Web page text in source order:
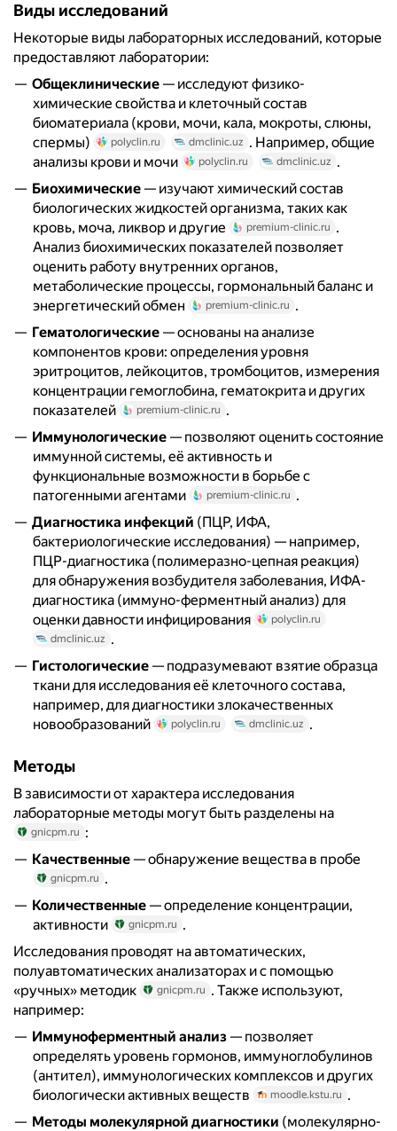
Виды исследований
Некоторые виды лабораторных исследований, которые
предоставляют лаборатории:
Общеклинические — исследуют физико-
химические свойства и клеточный состав
биоматериала (крови, мочи, кала, мокроты, слюны,
спермы)
polyclin.ru dmclinic.uz . Например, общие
анализы крови и мочи
polyclin.ru dmclinic.uz .
Биохимические — изучают химический состав
биологических жидкостей организма, таких как
кровь, моча, ликвор и другие
premium-clinic.ru .
Анализ биохимических показателей позволяет
оценить работу внутренних органов,
метаболические процессы, гормональный баланс и
энергетический обмен
premium-clinic.ru .
Гематологические — основаны на анализе
компонентов крови: определения уровня
эритроцитов, лейкоцитов, тромбоцитов, измерения
концентрации гемоглобина, гематокрита и других
показателей
premium-clinic.ru .
Иммунологические — позволяют оценить состояние
иммунной системы, её активность и
функциональные возможности в борьбе с
патогенными агентами
premium-clinic.ru .
Диагностика инфекций (ПЦР, ИФА,
бактериологические исследования) — например,
ПЦР-диагностика (полимеразно-цепная реакция)
для обнаружения возбудителя заболевания, ИФА-
диагностика (иммуно-ферментный анализ) для
оценки давности инфицирования
polyclin.ru
dmclinic.uz .
Гистологические — подразумевают взятие образца
ткани для исследования её клеточного состава,
например, для диагностики злокачественных
новообразований
polyclin.ru dmclinic.uz .
Методы
В зависимости от характера исследования
лабораторные методы могут быть разделены на
gnicpm.ru :
Качественные — обнаружение вещества в пробе
gnicpm.ru .
Количественные — определение концентрации,
активности
gnicpm.ru .
Исследования проводят на автоматических,
полуавтоматических анализаторах и с помощью
«ручных» методик
gnicpm.ru . Также используют,
например:
Иммуноферментный анализ — позволяет
определять уровень гормонов, иммуноглобулинов
(антител), иммунологических комплексов и других
биологически активных веществ
moodle.kstu.ru .
Методы молекулярной диагностики (молекулярно-